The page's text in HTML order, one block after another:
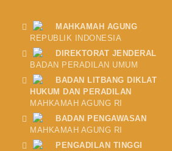
MAHKAMAH AGUNG
REPUBLIK INDONESIA
DIREKTORAT JENDERAL
BADAN PERADILAN UMUM
BADAN LITBANG DIKLAT
HUKUM DAN PERADILAN
MAHKAMAH AGUNG RI
BADAN PENGAWASAN
MAHKAMAH AGUNG RI
PENGADILAN TINGGI